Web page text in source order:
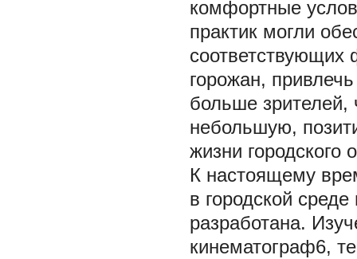
комфортные
практик могли
соответствующих
горожан,
больше зрителей,
небольшую,
жизни городского
К настоящему
в городской
разработана.
кинематограф6,